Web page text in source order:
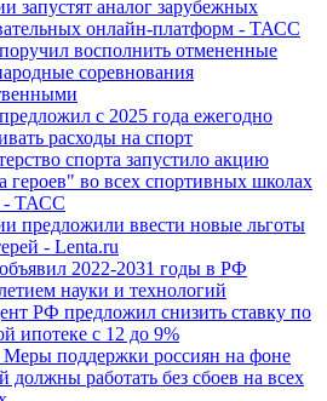
запустят аналог зарубежных
онлайн-платформ - ТАСС
восполнить отмененные
соревнования
с 2025 года ежегодно
расходы на спорт
спорта запустило акцию
героев" во всех спортивных школах
- ТАСС
предложили ввести новые льготы
- Lenta.ru
2022-2031 годы в РФ
науки и технологий
РФ предложил снизить ставку по
ипотеке с 12 до 9%
поддержки россиян на фоне
должны работать без сбоев на всех